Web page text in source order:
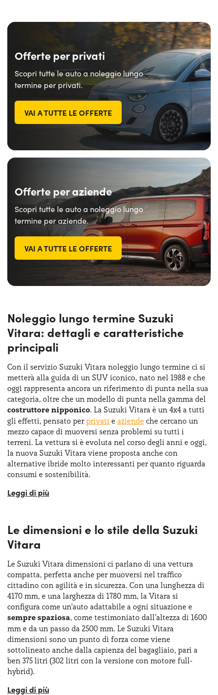
Offerte per privati
Scopri tutte le auto a noleggio lungo
termine per privati.
VAI A TUTTE LE OFFERTE
Offerte per aziende
Scopri tutte le auto a noleggio lungo
termine per aziende.
VAI A TUTTE LE OFFERTE
Noleggio lungo termine Suzuki
Vitara: dettagli e caratteristiche
principali
Con il servizio Suzuki Vitara noleggio lungo termine ci si
metterà alla guida di un SUV iconico, nato nel 1988 e che
oggi rappresenta ancora un riferimento di punta nella sua
categoria, oltre che un modello di punta nella gamma del
costruttore nipponico. La Suzuki Vitara è un 4x4 a tutti
gli effetti, pensato per privati e aziende che cercano un
mezzo capace di muoversi senza problemi su tutti i
terreni. La vettura si è evoluta nel corso degli anni e oggi,
la nuova Suzuki Vitara viene proposta anche con
alternative ibride molto interessanti per quanto riguarda
consumi e sostenibilità.
Grazie alla sua versatilità, è diventata una scelta popolare
Oggi, la nuova Suzuki Vitara si distingue per il suo design
moderno e sportivo
e a una gamma di motorizzazioni efficienti.
Parliamo di una vettura che ha innovato il segmento dei
B-SUV, che ha caratteristiche di compattezza e
accessibilità, proponendosi come una vettura con
vocazione familiare e urbana. La nuova Suzuki Vitara è
un’auto compatta con carrozzeria di tipo SUV a 5 porte,
prodotta da Suzuki a partire dal 2015 in sostituzione del
vecchio modello della Vitara, prodotto dal 1988 al 1998.
Optare per un Suzuki Vitara noleggio lungo termine è una
soluzione ideale per privati e aziende che desiderano
un'auto performante e versatile senza l'onere di un
Le dimensioni e lo stile della Suzuki
Vitara
Le Suzuki Vitara dimensioni ci parlano di una vettura
compatta, perfetta anche per muoversi nel traffico
cittadino con agilità e in sicurezza. Con una lunghezza di
4170 mm, e una larghezza di 1780 mm, la Vitara si
configura come un’auto adattabile a ogni situazione e
sempre spaziosa, come testimoniato dall’altezza di 1600
mm e da un passo da 2500 mm. Le Suzuki Vitara
dimensioni sono un punto di forza come viene
sottolineato anche dalla capienza del bagagliaio, pari a
ben 375 litri (302 litri con la versione con motore full-
hybrid).
Il design esterno è caratterizzato da linee moderne e